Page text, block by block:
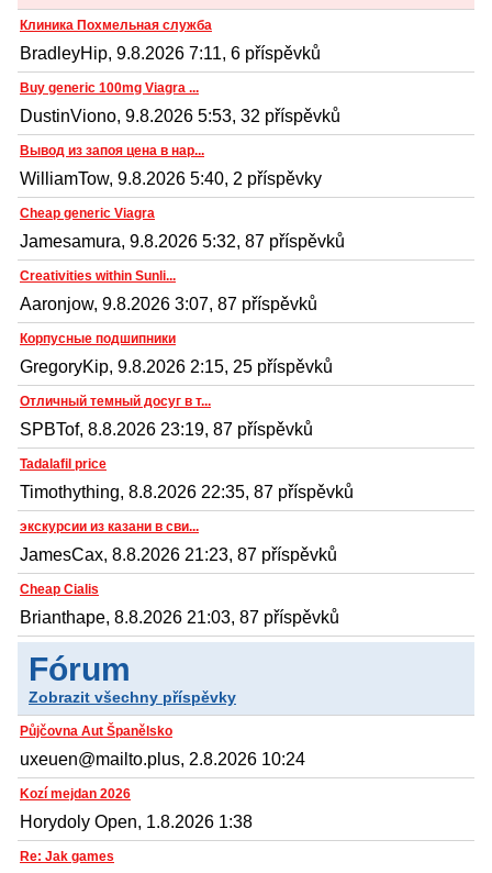
Клиника Похмельная служба
BradleyHip, 9.8.2026 7:11, 6 příspěvků
Buy generic 100mg Viagra ...
DustinViono, 9.8.2026 5:53, 32 příspěvků
Вывод из запоя цена в нар...
WilliamTow, 9.8.2026 5:40, 2 příspěvky
Cheap generic Viagra
Jamesamura, 9.8.2026 5:32, 87 příspěvků
Creativities within Sunli...
Aaronjow, 9.8.2026 3:07, 87 příspěvků
Корпусные подшипники
GregoryKip, 9.8.2026 2:15, 25 příspěvků
Отличный темный досуг в т...
SPBTof, 8.8.2026 23:19, 87 příspěvků
Tadalafil price
Timothything, 8.8.2026 22:35, 87 příspěvků
экскурсии из казани в сви...
JamesCax, 8.8.2026 21:23, 87 příspěvků
Cheap Cialis
Brianthape, 8.8.2026 21:03, 87 příspěvků
Fórum
Zobrazit všechny příspěvky
Půjčovna Aut Španělsko
uxeuen@mailto.plus, 2.8.2026 10:24
Kozí mejdan 2026
Horydoly Open, 1.8.2026 1:38
Re: Jak games